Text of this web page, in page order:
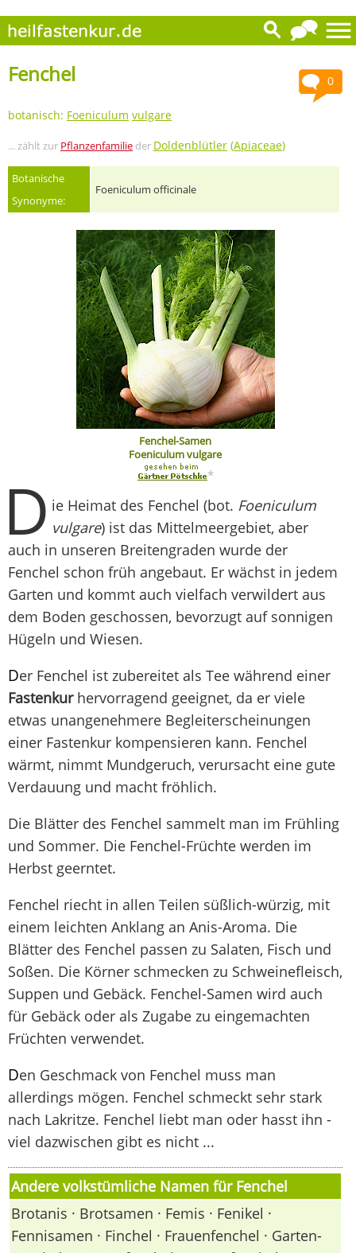
0
Fenchel
botanisch: Foeniculum vulgare
... zählt zur Pflanzenfamilie der Doldenblütler (Apiaceae)
Botanische
Synonyme:
Foeniculum officinale
Fenchel-Samen
Foeniculum vulgare
*
D ie Heimat des Fenchel (bot. Foeniculum
vulgare) ist das Mittelmeergebiet, aber
auch in unseren Breitengraden wurde der
Fenchel schon früh angebaut. Er wächst in jedem
Garten und kommt auch vielfach verwildert aus
dem Boden geschossen, bevorzugt auf sonnigen
Hügeln und Wiesen.
Der Fenchel ist zubereitet als Tee während einer
Fastenkur hervorragend geeignet, da er viele
etwas unangenehmere Begleiterscheinungen
einer Fastenkur kompensieren kann. Fenchel
wärmt, nimmt Mundgeruch, verursacht eine gute
Verdauung und macht fröhlich.
Die Blätter des Fenchel sammelt man im Frühling
und Sommer. Die Fenchel-Früchte werden im
Herbst geerntet.
Fenchel riecht in allen Teilen süßlich-würzig, mit
einem leichten Anklang an Anis-Aroma. Die
Blätter des Fenchel passen zu Salaten, Fisch und
Soßen. Die Körner schmecken zu Schweinefleisch,
Suppen und Gebäck. Fenchel-Samen wird auch
für Gebäck oder als Zugabe zu eingemachten
Früchten verwendet.
Den Geschmack von Fenchel muss man
allerdings mögen. Fenchel schmeckt sehr stark
nach Lakritze. Fenchel liebt man oder hasst ihn -
viel dazwischen gibt es nicht ...
Andere volkstümliche Namen für Fenchel
Brotanis · Brotsamen · Femis · Fenikel ·
Fennisamen · Finchel · Frauenfenchel · Garten-